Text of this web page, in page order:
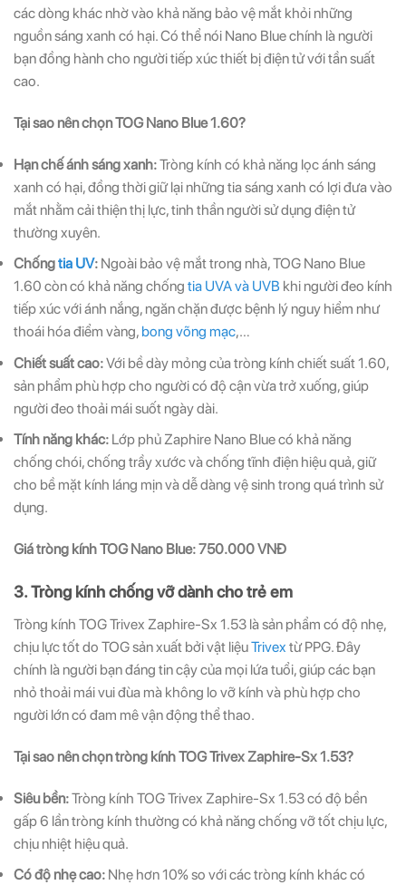
các dòng khác nhờ vào khả năng bảo vệ mắt khỏi những
nguồn sáng xanh có hại. Có thể nói Nano Blue chính là người
bạn đồng hành cho người tiếp xúc thiết bị điện tử với tần suất
cao.
Tại sao nên chọn TOG Nano Blue 1.60?
Hạn chế ánh sáng xanh:Tròng kính có khả năng lọc ánh sáng
xanh có hại, đồng thời giữ lại những tia sáng xanh có lợi đưa vào
mắt nhằm cải thiện thị lực, tinh thần người sử dụng điện tử
thường xuyên.
Chốngtia UV: Ngoài bảo vệ mắt trong nhà, TOG Nano Blue
1.60 còn có khả năng chống tia UVA và UVB khi người đeo kính
tiếp xúc với ánh nắng, ngăn chặn được bệnh lý nguy hiểm như
thoái hóa điểm vàng, bong võng mạc,…
Chiết suất cao:Với bề dày mỏng của tròng kính chiết suất 1.60,
sản phẩm phù hợp cho người có độ cận vừa trở xuống, giúp
người đeo thoải mái suốt ngày dài.
Tính năng khác: Lớp phủ Zaphire Nano Blue có khả năng
chống chói, chống trầy xước và chống tĩnh điện hiệu quả, giữ
cho bề mặt kính láng mịn và dễ dàng vệ sinh trong quá trình sử
dụng.
Giá tròng kính TOG Nano Blue: 750.000 VNĐ
3. Tròng kính chống vỡ dành cho trẻ em
Tròng kính TOG Trivex Zaphire-Sx 1.53 là sản phẩm có độ nhẹ,
chịu lực tốt do TOG sản xuất bởi vật liệuTrivex từ PPG. Đây
chính là người bạn đáng tin cậy của mọi lứa tuổi, giúp các bạn
nhỏ thoải mái vui đùa mà không lo vỡ kính và phù hợp cho
người lớn có đam mê vận động thể thao.
Tại sao nên chọn tròng kính TOG Trivex Zaphire-Sx 1.53?
Siêu bền:Tròng kính TOG Trivex Zaphire-Sx 1.53 có độ bền
gấp 6 lần tròng kính thường có khả năng chống vỡ tốt chịu lực,
chịu nhiệt hiệu quả.
Có độ nhẹ cao: Nhẹ hơn 10% so với các tròng kính khác có